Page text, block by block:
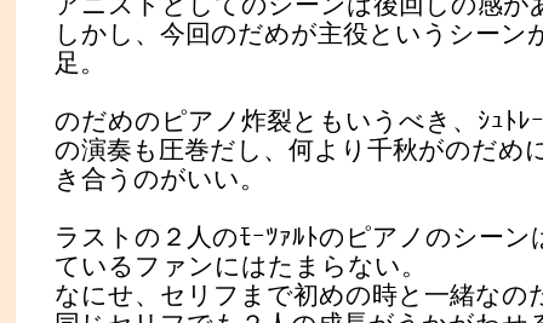
しかし、今回のだめが主役というシーン
足。
のだめのピアノ炸裂ともいうべき、ｼｭﾄﾚ
の演奏も圧巻だし、何より千秋がのだめ
き合うのがいい。
ラストの２人のﾓｰﾂｧﾙﾄのピアノのシーン
ているファンにはたまらない。
なにせ、セリフまで初めの時と一緒なの